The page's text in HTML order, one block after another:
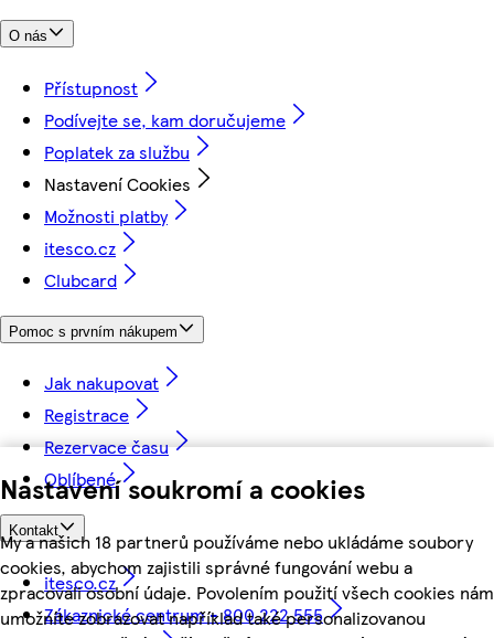
Nastavení soukromí a cookies
My a našich 18 partnerů používáme nebo ukládáme soubory
cookies, abychom zajistili správné fungování webu a
zpracovali osobní údaje. Povolením použití všech cookies nám
umožníte zobrazovat například také personalizovanou
O nás
Přístupnost
Podívejte se, kam doručujeme
Poplatek za službu
Nastavení Cookies
Možnosti platby
itesco.cz
Clubcard
Pomoc s prvním nákupem
Jak nakupovat
Registrace
Rezervace času
Oblíbené
Kontakt
itesco.cz
Zákaznické centrum - 800 222 555